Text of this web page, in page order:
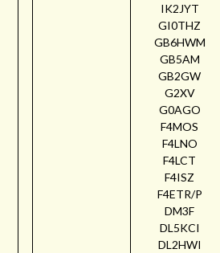
IK2JYT
GI0THZ
GB6HWM
GB5AM
GB2GW
G2XV
G0AGO
F4MOS
F4LNO
F4LCT
F4ISZ
F4ETR/P
DM3F
DL5KCI
DL2HWI